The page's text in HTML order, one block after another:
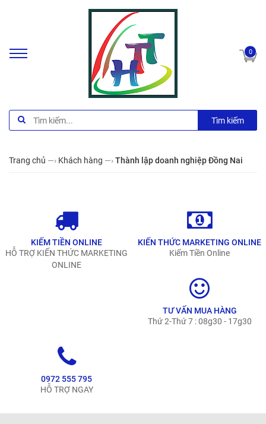
0
Tìm kiếm
Trang chủ —› Khách hàng —›Thành lập doanh nghiệp Đồng Nai
KIẾM TIỀN ONLINE
HỖ TRỢ KIẾN THỨC MARKETING
ONLINE
KIẾN THỨC MARKETING ONLINE
Kiếm Tiền Online
TƯ VẤN MUA HÀNG
Thứ 2-Thứ 7 : 08g30 - 17g30
0972 555 795
HỖ TRỢ NGAY